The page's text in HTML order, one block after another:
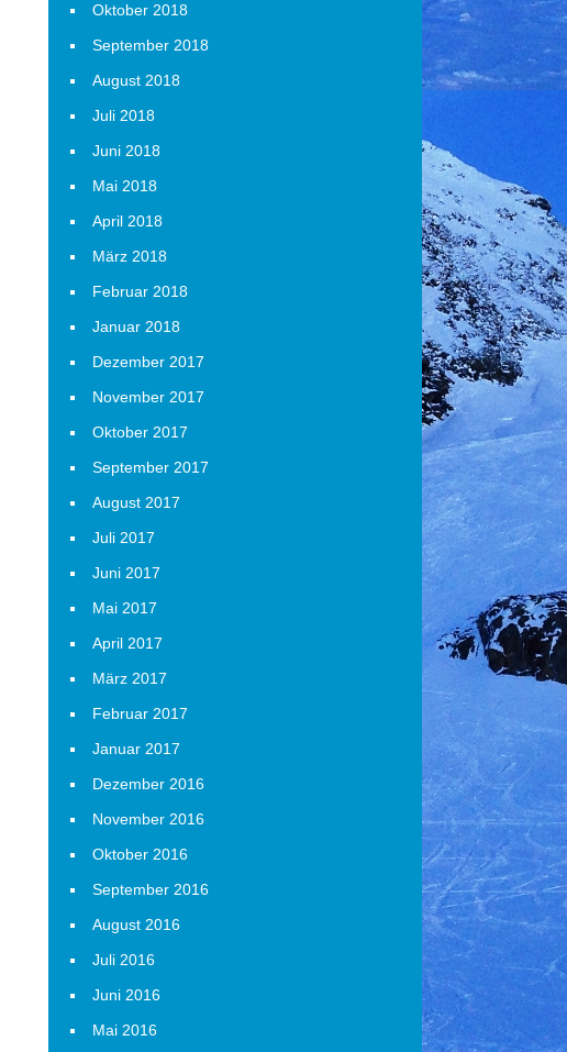
Oktober 2018
September 2018
August 2018
Juli 2018
Juni 2018
Mai 2018
April 2018
März 2018
Februar 2018
Januar 2018
Dezember 2017
November 2017
Oktober 2017
September 2017
August 2017
Juli 2017
Juni 2017
Mai 2017
April 2017
März 2017
Februar 2017
Januar 2017
Dezember 2016
November 2016
Oktober 2016
September 2016
August 2016
Juli 2016
Juni 2016
Mai 2016